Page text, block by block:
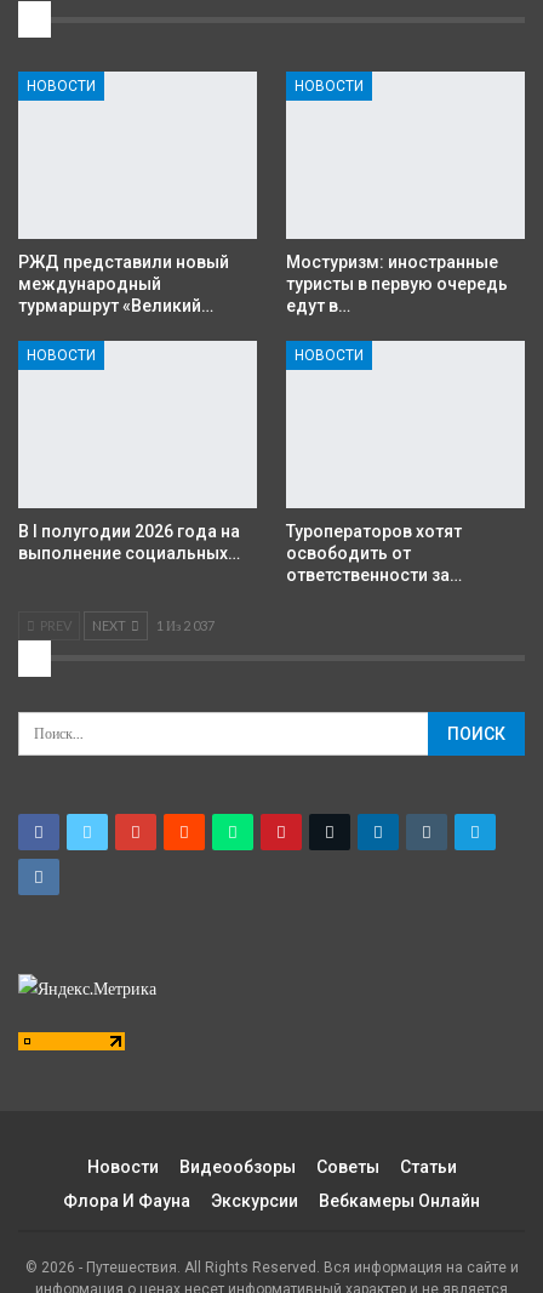
НОВОСТИ
РЖД представили новый
международный
турмаршрут «Великий…
НОВОСТИ
Мостуризм: иностранные
туристы в первую очередь
едут в…
НОВОСТИ
В I полугодии 2026 года на
выполнение социальных…
НОВОСТИ
Туроператоров хотят
освободить от
ответственности за…
PREV NEXT 1 Из 2 037
Новости Видеообзоры Советы
Статьи
Флора И Фауна
Экскурсии Вебкамеры Онлайн
© 2026 - Путешествия. All Rights Reserved. Вся информация на сайте и
информация о ценах несет информативный характер и не является